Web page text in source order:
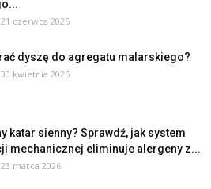
21 czerwca 2026
dyszę do agregatu malarskiego?
30 kwietnia 2026
katar sienny? Sprawdź, jak system
mechanicznej eliminuje alergeny z...
23 marca 2026